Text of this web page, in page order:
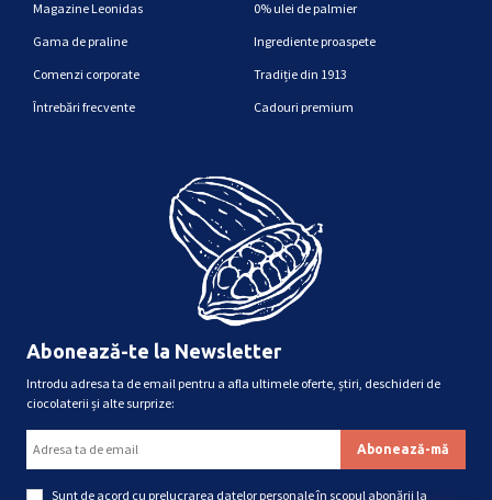
Magazine Leonidas
Gama de praline
Comenzi corporate
Întrebări frecvente
0% ulei de palmier
Ingrediente proaspete
Tradiție din 1913
Cadouri premium
Abonează-te la Newsletter
Introdu adresa ta de email pentru a afla ultimele oferte, știri, deschideri de
ciocolaterii și alte surprize:
Sunt de acord cu prelucrarea datelor personaleîn scopul abonării la